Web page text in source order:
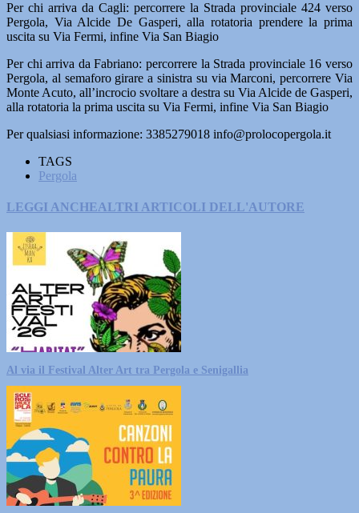
Per chi arriva da Cagli: percorrere la Strada provinciale 424 verso
Pergola, Via Alcide De Gasperi, alla rotatoria prendere la prima
uscita su Via Fermi, infine Via San Biagio
Per chi arriva da Fabriano: percorrere la Strada provinciale 16 verso
Pergola, al semaforo girare a sinistra su via Marconi, percorrere Via
Monte Acuto, all’incrocio svoltare a destra su Via Alcide de Gasperi,
alla rotatoria la prima uscita su Via Fermi, infine Via San Biagio
Per qualsiasi informazione: 3385279018 info@prolocopergola.it
TAGS
Pergola
LEGGI ANCHEALTRI ARTICOLI DELL'AUTORE
Al via il Festival Alter Art tra Pergola e Senigallia